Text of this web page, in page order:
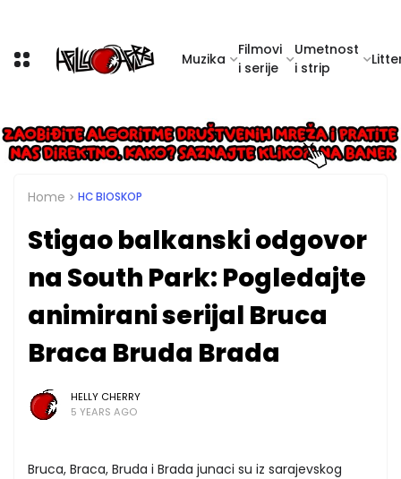
Muzika
Filmovi
i serije
Umetnost
i strip
Home HC BIOSKOP
Stigao balkanski odgovor
na South Park: Pogledajte
animirani serijal Bruca
Braca Bruda Brada
HELLY CHERRY
5 YEARS AGO
Bruca, Braca, Bruda i Brada junaci su iz sarajevskog